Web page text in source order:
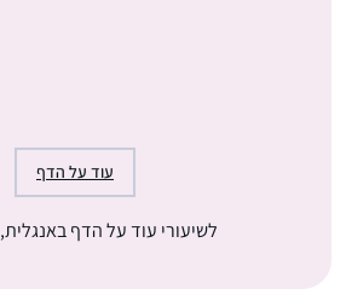
עוד על הדף
לשיעורי עוד על הדף באנגלית,